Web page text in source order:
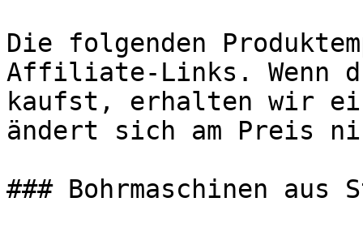
Die folgenden
Affiliate-Links. Wenn
kaufst, erhalten wir
ändert sich am Preis
### Bohrmaschinen aus